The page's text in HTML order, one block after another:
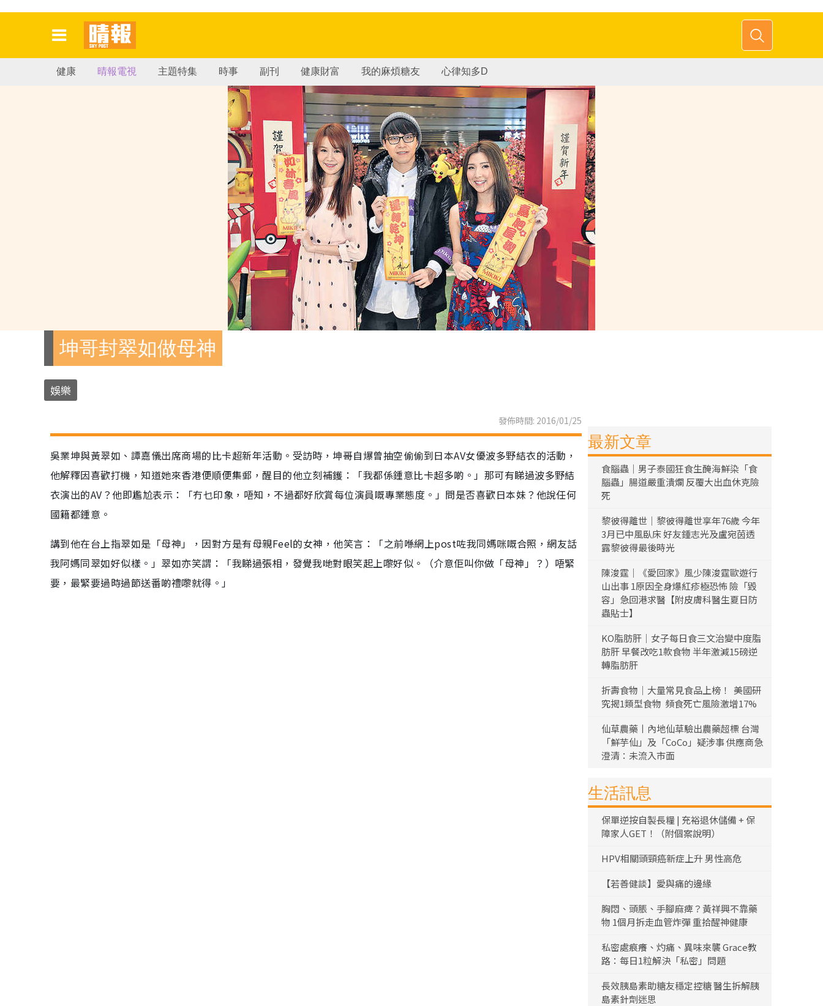
健康 晴報電視 主題特集 時事 副刊 健康財富 我的麻煩糖友 心律知多D
坤哥封翠如做母神
娛樂
發佈時間: 2016/01/25
吳業坤與黃翠如、譚嘉儀出席商場的比卡超新年活動。受訪時，坤哥自爆曾抽空偷偷到日本AV女優波多野結衣的活動，
他解釋因喜歡打機，知道她來香港便順便集郵，醒目的他立刻補鑊：「我都係鍾意比卡超多啲。」那可有睇過波多野結
衣演出的AV？他即尷尬表示：「冇乜印象，唔知，不過都好欣賞每位演員嘅專業態度。」問是否喜歡日本妹？他說任何
國籍都鍾意。
講到他在台上指翠如是「母神」，因對方是有母親Feel的女神，他笑言：「之前喺網上post咗我同媽咪嘅合照，網友話
我阿媽同翠如好似樣。」翠如亦笑謂：「我睇過張相，發覺我哋對眼笑起上嚟好似。（介意佢叫你做「母神」？）唔緊
要，最緊要過時過節送番啲禮嚟就得。」
最新文章
食腦蟲｜男子泰國狂食生醃海鮮染「食
腦蟲」腸道嚴重潰爛 反覆大出血休克險
死
黎彼得離世｜黎彼得離世享年76歲 今年
3月已中風臥床 好友鍾志光及盧宛茵透
露黎彼得最後時光
陳浚霆｜《愛回家》風少陳浚霆歐遊行
山出事 1原因全身爆紅疹極恐怖 險「毀
容」急回港求醫【附皮膚科醫生夏日防
蟲貼士】
KO脂肪肝｜女子每日食三文治變中度脂
肪肝 早餐改吃1款食物 半年激減15磅逆
轉脂肪肝
折壽食物｜大量常見食品上榜！ 美國研
究揭1類型食物 頻食死亡風險激增17%
仙草農藥丨內地仙草驗出農藥超標 台灣
「鮮芋仙」及「CoCo」疑涉事 供應商急
澄清：未流入市面
生活訊息
保單逆按自製長糧 | 充裕退休儲備 + 保
障家人GET！（附個案說明）
HPV相關頭頸癌新症上升 男性高危
【若善健談】愛與痛的邊緣
胸悶、頭脹、手腳麻痺？黃祥興不靠藥
物 1個月拆走血管炸彈 重拾醒神健康
私密處痕癢、灼痛、異味來襲 Grace教
路：每日1粒解決「私密」問題
長效胰島素助糖友穩定控糖 醫生拆解胰
島素針劑迷思